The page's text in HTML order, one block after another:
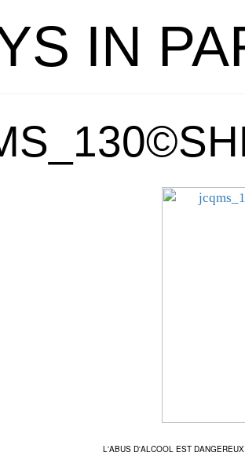
IN
L'ABUS D'ALCOOL EST